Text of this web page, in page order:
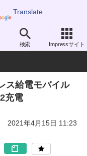
Translate
検索 Impressサイト
充電池
ス給電モバイル
充電
2021年4月15日 11:23